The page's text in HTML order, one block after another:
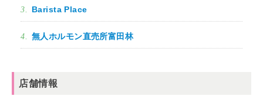
Barista Place
無人ホルモン直売所富田林
店舗情報